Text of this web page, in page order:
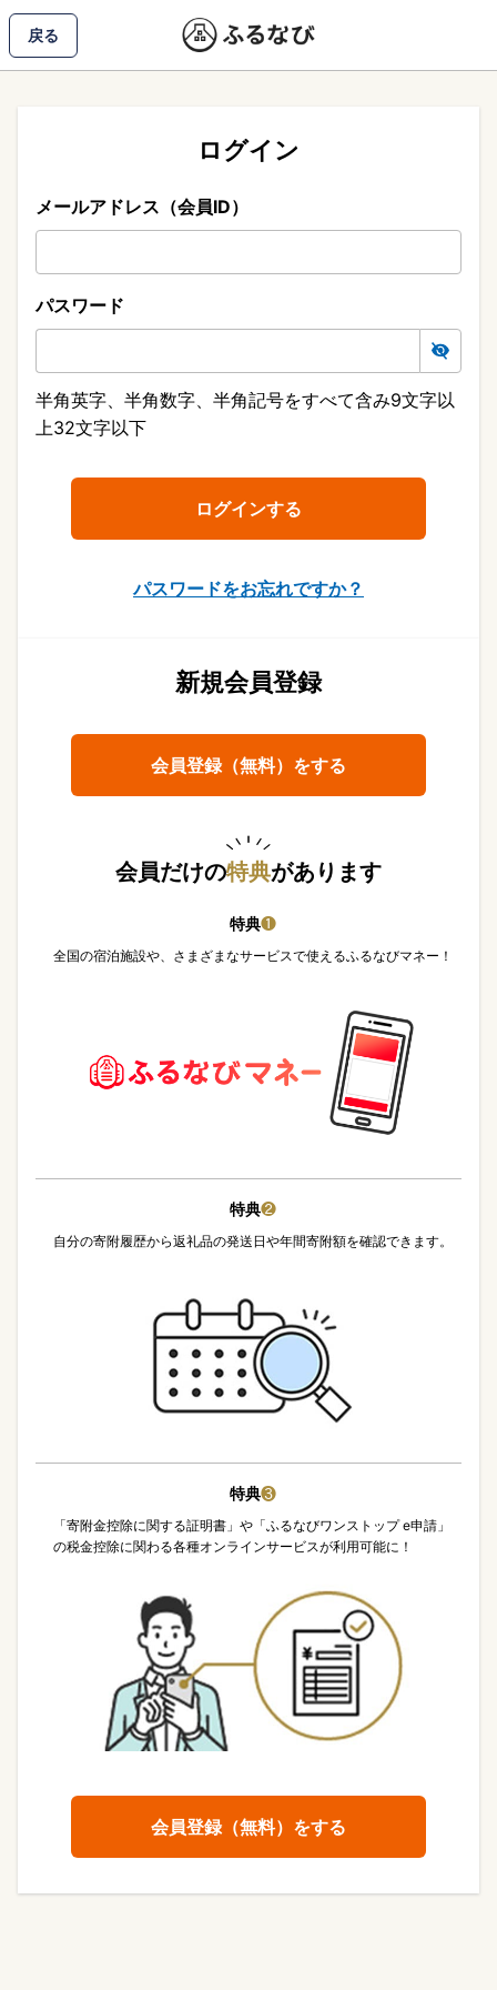
戻る
ログイン
メールアドレス（会員ID）
パスワード
半角英字、半角数字、半角記号をすべて含み9文字以
上32文字以下
パスワードをお忘れですか？
新規会員登録
会員登録（無料）をする
会員だけの特典があります
特典❶
全国の宿泊施設や、さまざまなサービスで使えるふるなびマネー！
特典❷
自分の寄附履歴から返礼品の発送日や年間寄附額を確認できます。
特典❸
「寄附金控除に関する証明書」や「ふるなびワンストップ e申請」
の税金控除に関わる各種オンラインサービスが利用可能に！
会員登録（無料）をする